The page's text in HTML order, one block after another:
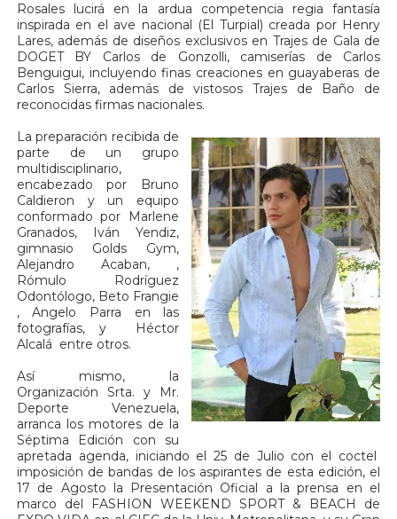
Rosales lucirá en la ardua competencia regia fantasía
inspirada en el ave nacional (El Turpial) creada por Henry
Lares, además de diseños exclusivos en Trajes de Gala de
DOGET BY Carlos de Gonzolli, camiserías de Carlos
Benguigui, incluyendo finas creaciones en guayaberas de
Carlos Sierra, además de vistosos Trajes de Baño de
reconocidas firmas nacionales.
La preparación recibida de
parte de un grupo
multidisciplinario,
encabezado por Bruno
Caldieron y un equipo
conformado por Marlene
Granados, Iván Yendiz,
gimnasio Golds Gym,
Alejandro Acaban, ,
Rómulo Rodríguez
Odontólogo, Beto Frangie
, Angelo Parra en las
fotografías, y Héctor
Alcalá entre otros.
Así mismo, la
Organización Srta. y Mr.
Deporte Venezuela,
arranca los motores de la
Séptima Edición con su
apretada agenda, iniciando el 25 de Julio con el coctel
imposición de bandas de los aspirantes de esta edición, el
17 de Agosto la Presentación Oficial a la prensa en el
marco del FASHION WEEKEND SPORT & BEACH de